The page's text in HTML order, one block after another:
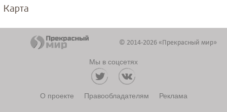
Карта
© 2014-2026 «Прекрасный мир»
Мы в соцсетях
О проекте Правообладателям Реклама